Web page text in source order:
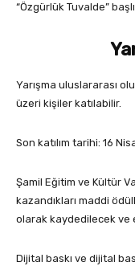
“Özgürlük Tuvalde”
Yarışma uluslararası
üzeri kişiler katılabilir.
Son katılım tarihi: 16
Şamil Eğitim ve Kültür
kazandıkları maddi
olarak kaydedilecek ve
Dijital baskı ve dijital